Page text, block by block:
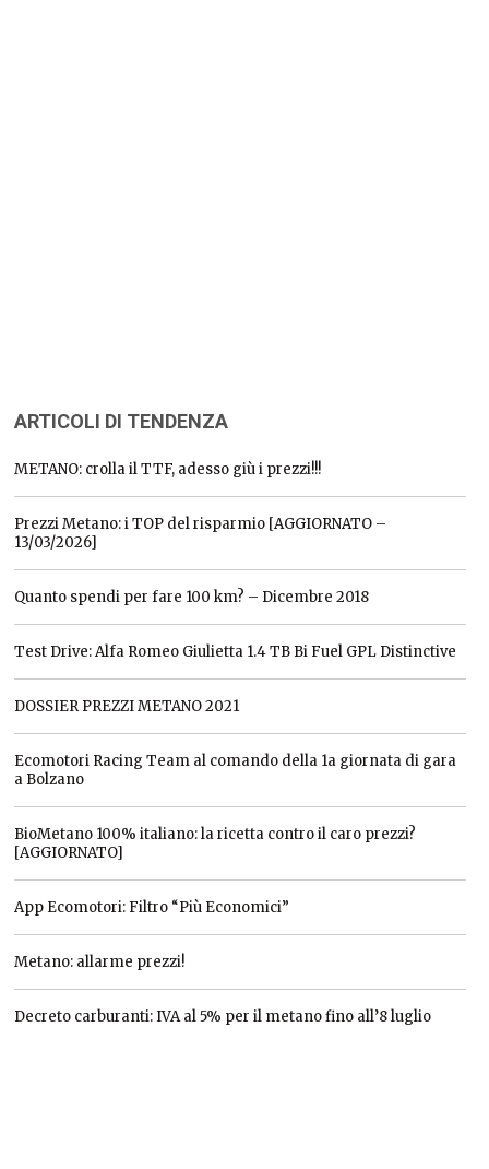
ARTICOLI DI TENDENZA
METANO: crolla il TTF, adesso giù i prezzi!!!
Prezzi Metano: i TOP del risparmio [AGGIORNATO –
13/03/2026]
Quanto spendi per fare 100 km? – Dicembre 2018
Test Drive: Alfa Romeo Giulietta 1.4 TB Bi Fuel GPL Distinctive
DOSSIER PREZZI METANO 2021
Ecomotori Racing Team al comando della 1a giornata di gara
a Bolzano
BioMetano 100% italiano: la ricetta contro il caro prezzi?
[AGGIORNATO]
App Ecomotori: Filtro “Più Economici”
Metano: allarme prezzi!
Decreto carburanti: IVA al 5% per il metano fino all’8 luglio